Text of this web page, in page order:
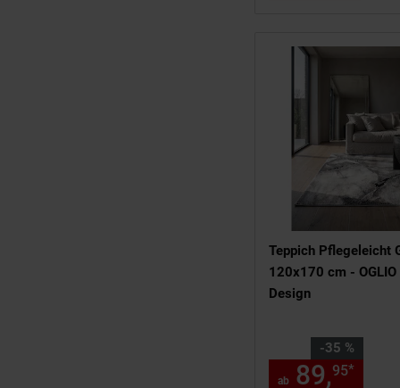
Teppich Pflegeleicht
120x170 cm -
Design
-35 %
Sie Sparen 35 Prozent,
ab 89,95*